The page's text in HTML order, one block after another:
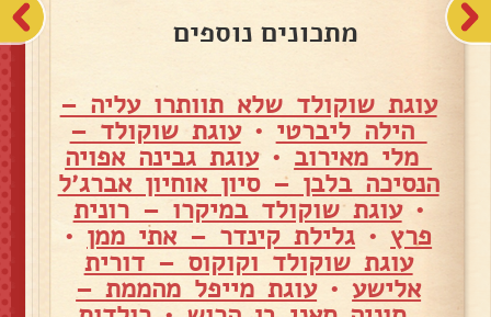
מתכונים נוספים
עוגת שוקולד שלא תוותרו עליה –
הילה ליברטי •עוגת שוקולד –
מלי מאירוב •עוגת גבינה אפויה
הנסיכה בלבן – סיון אוחיון אברג׳ל
•עוגת שוקולד במיקרו – רונית
פרץ • גלילת קינדר – אתי ממן •
עוגת שוקולד וקוקוס – דורית
אלישע•עוגת מייפל מהממת –